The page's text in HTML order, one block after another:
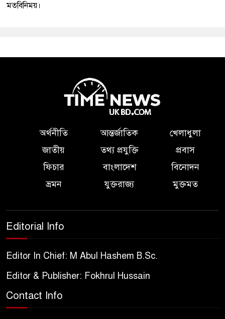
মতবিনিময়।
অর্থনীতি আন্তর্জাতিক
খেলাধুলা
জাতীয়
তথ্য প্রযুক্তি
প্রবাস
ফিচার
বাংলাদেশ
বিনোদন
ভ্রমন
যুক্তরাজ্য মুক্তমত
Editorial Info
Editor In Chief: M Abul Hashem B.Sc.
Editor & Publisher: Fokhrul Hussain
Contact Info